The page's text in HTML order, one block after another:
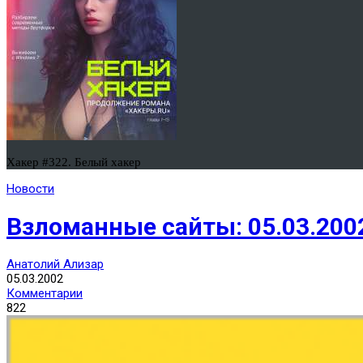
Хакер #322. Белый хакер
Новости
Взломанные сайты:
Анатолий Ализар
05.03.2002
Комментарии
822